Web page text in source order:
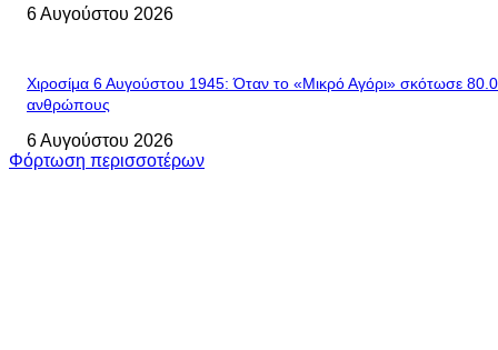
6 Αυγούστου 2026
Χιροσίμα 6 Αυγούστου 1945: Όταν το «Μικρό Αγόρι» σκότωσε
ανθρώπους
6 Αυγούστου 2026
Φόρτωση περισσοτέρων